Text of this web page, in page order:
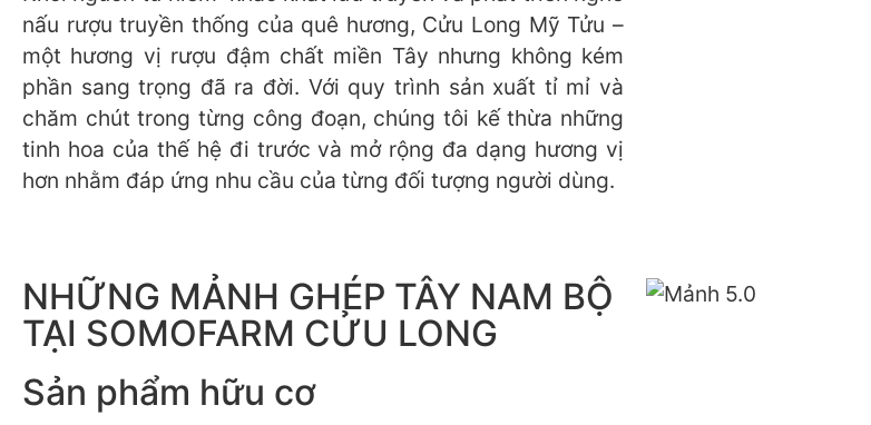
nấu rượu truyền thống của quê hương, Cửu Long Mỹ Tửu –
một hương vị rượu đậm chất miền Tây nhưng không kém
phần sang trọng đã ra đời. Với quy trình sản xuất tỉ mỉ và
chăm chút trong từng công đoạn, chúng tôi kế thừa những
tinh hoa của thế hệ đi trước và mở rộng đa dạng hương vị
hơn nhằm đáp ứng nhu cầu của từng đối tượng người dùng.
NHỮNG MẢNH GHÉP TÂY NAM BỘ
TẠI SOMOFARM CỬU LONG
Sản phẩm hữu cơ